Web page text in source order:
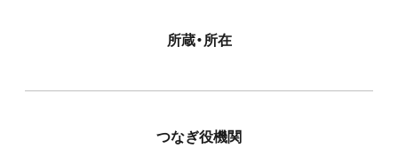
所蔵・所在
つなぎ役機関